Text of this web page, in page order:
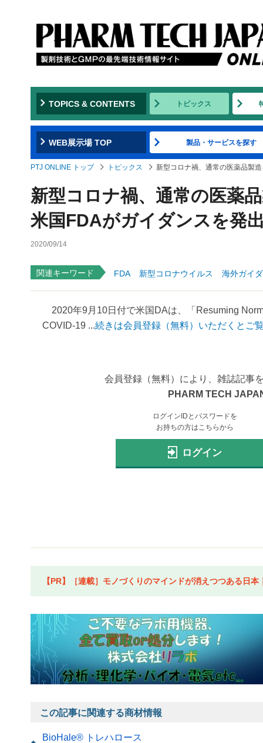
TOPICS & CONTENTS トピックス
WEB展示場 TOP 製品・サービスを探す
PTJ ONLINE トップ トピックス 新型コロナ禍、通常の医薬品製
新型コロナ禍、通常の医薬
米国FDAがガイダンスを発
2020/09/14
関連キーワード FDA 新型コロナウイルス 海外ガイ
2020年9月10日付で米国DAは、「Resuming
COVID-19 ...続きは会員登録（無料）いただくとご
会員登録（無料）により、雑誌記事
PHARM TECH
ログインIDとパスワードを
お持ちの方はこちらから
ログイン
【PR】［連載］モノづくりのマインドが消えつつある日
この記事に関連する商材情報
BioHale® トレハロース